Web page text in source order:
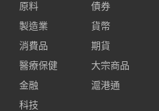
原料
製造業
消費品
醫療保健
金融
科技
債券
貨幣
期貨
大宗商品
滬港通